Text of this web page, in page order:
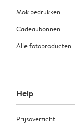
Mok bedrukken
Cadeaubonnen
Alle fotoproducten
Help
Prijsoverzicht